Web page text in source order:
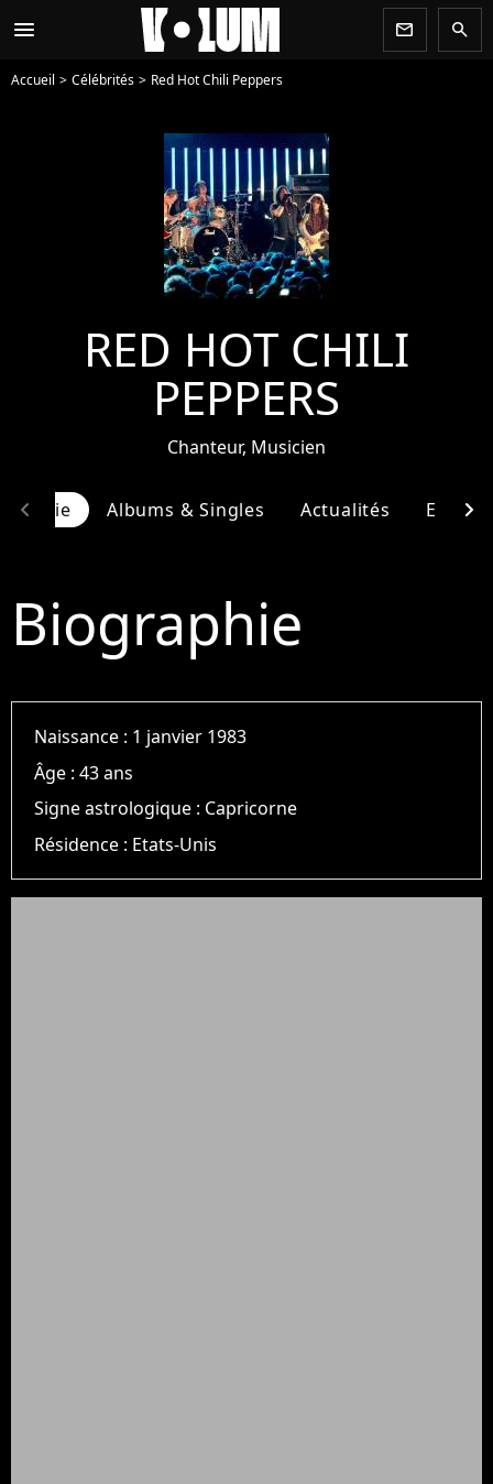
menu newsletter search
Accueil Célébrités Red Hot Chili Peppers
RED HOT CHILI
PEPPERS
Chanteur, Musicien
Albums & Singles Actualités
chevron_left chevron_right
Biographie
Naissance : 1 janvier 1983
Âge :43 ans
Signe astrologique : Capricorne
Résidence : Etats-Unis